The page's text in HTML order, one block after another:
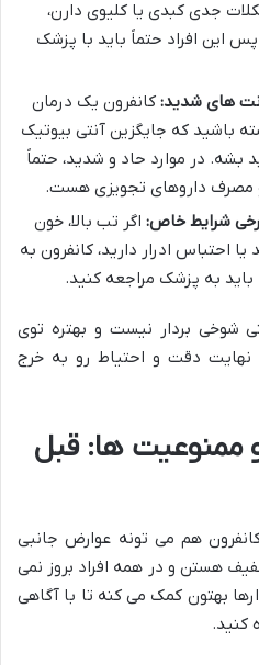
جدی کبدی یا کلیوی دارن،
این افراد حتماً باید با پزشک
های شدید: کانفرون یک درمان
باشید که جایگزین آنتی بیوتیک
بشه. در موارد حاد و شدید، حتماً
مصرف داروهای تجویزی هست.
شرایط خاص: اگر تب بالا، خون
احتباس ادرار دارید، کانفرون به
به پزشک مراجعه کنید.
شوخی بردار نیست و بهتره توی
نهایت دقت و احتیاط رو به خرج
ممنوعیت ها: قبل
هم می تونه عوارض جانبی
هستن و در همه افراد بروز نمی
بهتون کمک می کنه تا با آگاهی
کنید.